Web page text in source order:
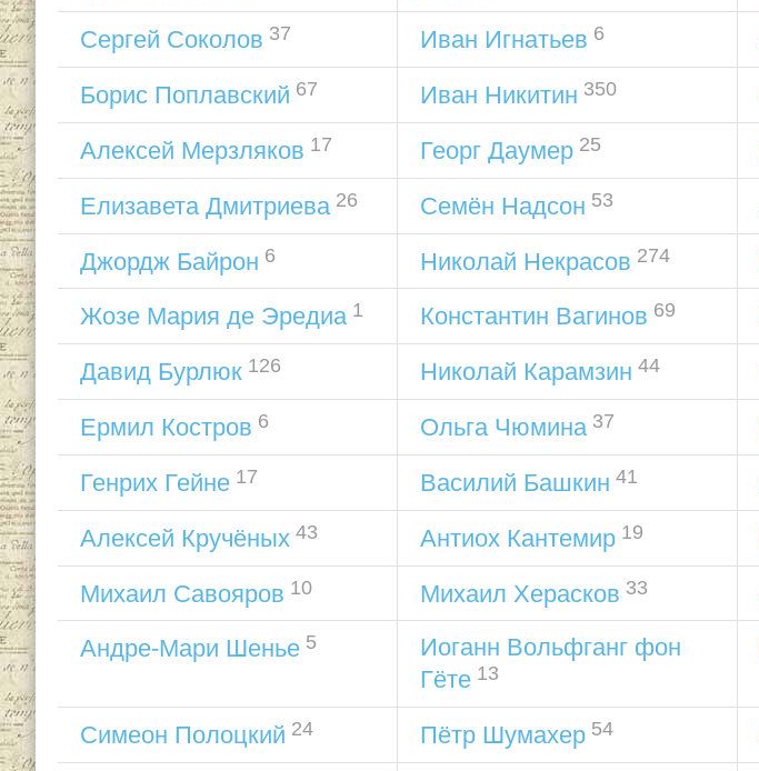
Сергей Соколов 37 Иван Игнатьев 6
Борис Поплавский 67 Иван Никитин 350
Алексей Мерзляков 17 Георг Даумер 25
Елизавета Дмитриева 26 Семён Надсон 53
Джордж Байрон 6 Николай Некрасов 274
Жозе Мария де Эредиа 1 Константин Вагинов 69
Давид Бурлюк 126 Николай Карамзин 44
Ермил Костров 6 Ольга Чюмина 37
Генрих Гейне 17 Василий Башкин 41
Алексей Кручёных 43 Антиох Кантемир 19
Михаил Савояров 10 Михаил Херасков 33
Андре-Мари Шенье 5
Иоганн Вольфганг фон
Гёте 13
Симеон Полоцкий 24 Пётр Шумахер 54